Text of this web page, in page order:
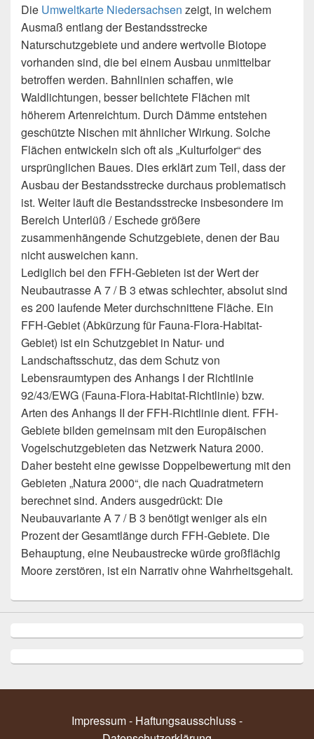
Die Umweltkarte Niedersachsen zeigt, in welchem
Ausmaß entlang der Bestandsstrecke
Naturschutzgebiete und andere wertvolle Biotope
vorhanden sind, die bei einem Ausbau unmittelbar
betroffen werden. Bahnlinien schaffen, wie
Waldlichtungen, besser belichtete Flächen mit
höherem Artenreichtum. Durch Dämme entstehen
geschützte Nischen mit ähnlicher Wirkung. Solche
Flächen entwickeln sich oft als „Kulturfolger“ des
ursprünglichen Baues. Dies erklärt zum Teil, dass der
Ausbau der Bestandsstrecke durchaus problematisch
ist. Weiter läuft die Bestandsstrecke insbesondere im
Bereich Unterlüß / Eschede größere
zusammenhängende Schutzgebiete, denen der Bau
nicht ausweichen kann.
Lediglich bei den FFH-Gebieten ist der Wert der
Neubautrasse A 7 / B 3 etwas schlechter, absolut sind
es 200 laufende Meter durchschnittene Fläche. Ein
FFH-Gebiet (Abkürzung für Fauna-Flora-Habitat-
Gebiet) ist ein Schutzgebiet in Natur- und
Landschaftsschutz, das dem Schutz von
Lebensraumtypen des Anhangs I der Richtlinie
92/43/EWG (Fauna-Flora-Habitat-Richtlinie) bzw.
Arten des Anhangs II der FFH-Richtlinie dient. FFH-
Gebiete bilden gemeinsam mit den Europäischen
Vogelschutzgebieten das Netzwerk Natura 2000.
Daher besteht eine gewisse Doppelbewertung mit den
Gebieten „Natura 2000“, die nach Quadratmetern
berechnet sind. Anders ausgedrückt: Die
Neubauvariante A 7 / B 3 benötigt weniger als ein
Prozent der Gesamtlänge durch FFH-Gebiete. Die
Behauptung, eine Neubaustrecke würde großflächig
Moore zerstören, ist ein Narrativ ohne Wahrheitsgehalt.
Impressum - Haftungsausschluss-